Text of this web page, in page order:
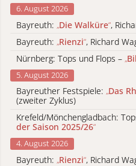
6. August 2026
Bayreuth: „Die Walküre“,
Bayreuth: „Rienzi“, Richard
Nürnberg: Tops und Flops – „
5. August 2026
Bayreuther Festspiele: „Das
(zweiter Zyklus)
Krefeld/Mönchengladbach:
der Saison 2025/26“
4. August 2026
Bayreuth: „Rienzi“, Richard